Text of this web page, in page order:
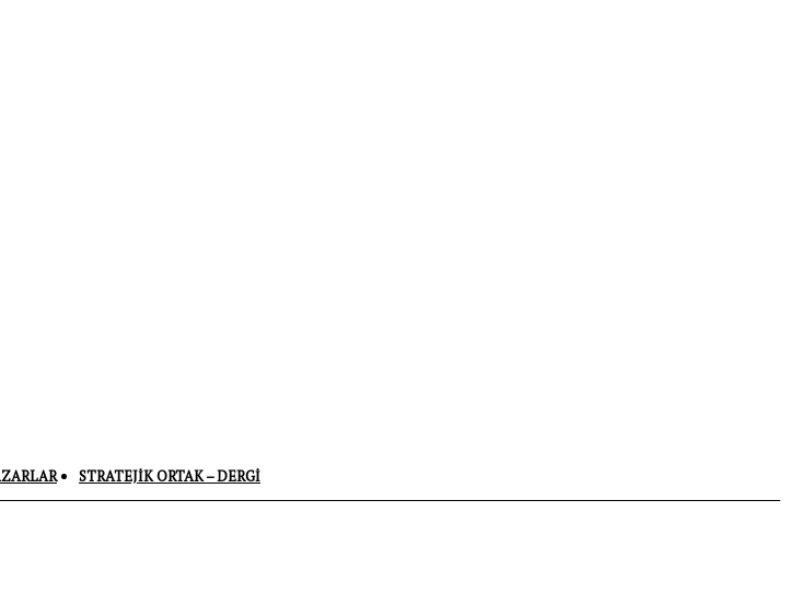
STRATEJIK ORTAK – DERGI